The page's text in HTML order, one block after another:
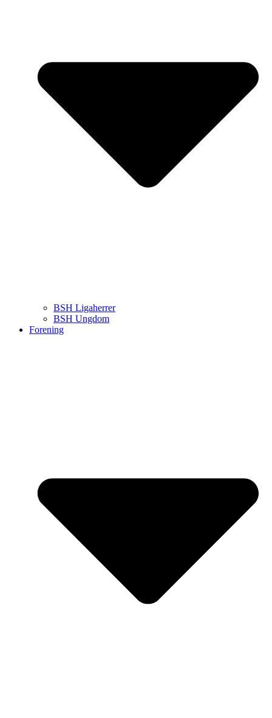
BSH Ligaherrer
BSH Ungdom
Forening